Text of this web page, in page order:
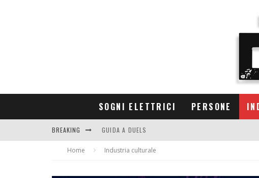
SOGNI ELETTRICI PERSONE
BREAKING GUIDA A DUELS
CONTRIBUTORS
Home Industria culturale